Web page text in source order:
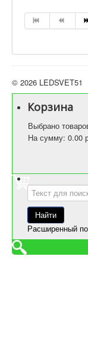
© 2026 LEDSVET51
Корзина
Выбрано
На сумму: 0.00
Расширенный